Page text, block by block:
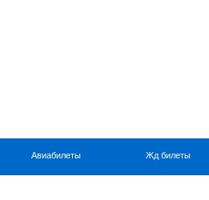
Авиабилеты Жд билеты